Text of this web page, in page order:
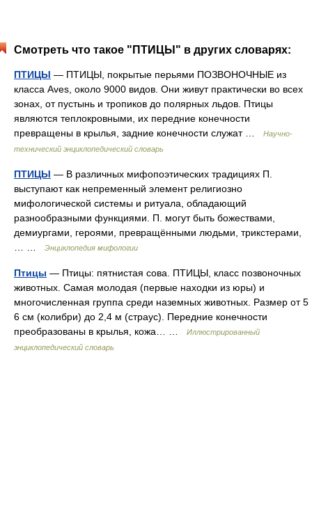
Смотреть что такое "ПТИЦЫ" в других словарях:
ПТИЦЫ — ПТИЦЫ, покрытые перьями ПОЗВОНОЧНЫЕ из
класса Aves, около 9000 видов. Они живут практически во всех
зонах, от пустынь и тропиков до полярных льдов. Птицы
являются теплокровными, их передние конечности
превращены в крылья, задние конечности служат …
Научно-
технический энциклопедический словарь
ПТИЦЫ — В различных мифопоэтических традициях П.
выступают как непременный элемент религиозно
мифологической системы и ритуала, обладающий
разнообразными функциями. П. могут быть божествами,
демиургами, героями, превращёнными людьми, трикстерами,
Энциклопедия мифологии
Птицы — Птицы: пятнистая сова. ПТИЦЫ, класс позвоночных
животных. Самая молодая (первые находки из юры) и
многочисленная группа среди наземных животных. Размер от 5
6 см (колибри) до 2,4 м (страус). Передние конечности
преобразованы в крылья, кожа… …
Иллюстрированный
энциклопедический словарь